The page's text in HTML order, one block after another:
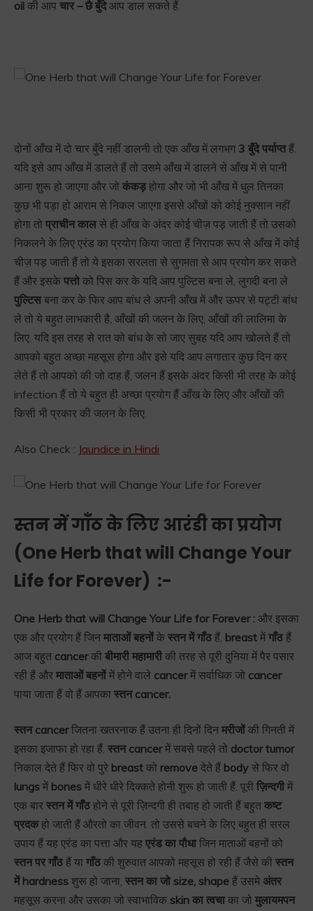
oil की आप चार – छै बुँदेआप डाल सकते हैं.
दोनों आँख में दो चार बुँदे नहीं डालनी तो एक आँख में लगभग 3 बुँदे पर्याप्तहैं.
यदि इसे आप आँख में डालते हैं तो उसमे आँख में डालने से आँख में से पानी
आना शुरू हो जाएगा और जो कंकड़होगा और जो भी आँख में धुल तिनका
कुछ भी पड़ा हो आराम से निकल जाएगा इससे आँखों को कोई नुक्सान नहीं
होगा तो प्राचीन काल से ही आँख के अंदर कोई चीज़ पड़ जाती हैं तो उसको
निकलने के लिए एरंड का प्रयोग किया जाता हैं निरापक रूप से आँख में कोई
चीज़ पड़ जाती हैं तो ये इसका सरलता से सुगमता से आप प्रयोग कर सकते
हैं और इसके पत्तोको पिस कर के यदि आप पुल्टिस बना ले, लुगदी बना ले
पुल्टिसबना कर के फिर आप बांध ले अपनी आँख में और ऊपर से पट्टी बांध
ले तो ये बहुत लाभकारी है, आँखों की जलन के लिए, आँखों की लालिमा के
लिए. यदि इस तरह से रात को बांध के सो जाए सुबह यदि आप खोलते हैं तो
आपको बहुत अच्छा महसूस होगा और इसे यदि आप लगातार कुछ दिन कर
लेते हैं तो आपको की जो दाह हैं, जलन हैं इसके अंदर किसी भी तरह के कोई
infection हैं तो ये बहुत ही अच्छा प्रयोग हैं आँख के लिए और आँखों की
किसी भी प्रकार की जलन के लिए.
Also Check : Jaundice in Hindi
स्तन में गाँठ के लिए आरंडी का प्रयोग
(One Herb that will Change Your
Life for Forever) :-
One Herb that will Change Your Life for Forever : और इसका
एक और प्रयोग हैं जिन माताओं बहनोंके स्तन में गाँठ हैं, breast में गाँठ हैं
आज बहुत cancerकी बीमारी महामारीकी तरह से पूरी दुनिया में पैर पसार
रही हैं और माताओं बहनोंमें होने वाले cancerमें सर्वाधिक जो cancer
पाया जाता हैं वो हैं आपका स्तन cancer.
स्तन cancerजितना खतरनाक हैं उतना ही दिनों दिन मरीजोंकी गिनती में
इसका इजाफा हो रहा हैं. स्तन cancerमें सबसे पहले तो doctor tumor
निकाल देते हैं फिर वो पुरे breast को remove देते हैं body से फिर वो
lungs में bones में धीरे धीरे दिक्कते होनी शुरू हो जाती हैं. पूरी ज़िन्दगीमें
एक बार स्तन में गाँठ होने से पूरी ज़िन्दगी ही तबाह हो जाती हैं बहुत कष्ट
प्रदकहो जाती हैं औरतो का जीवन. तो उससे बचने के लिए बहुत ही सरल
उपाय हैं यह एरंड का पत्ता और यह एरंड का पौधाजिन माताओं बहनों को
स्तन पर गाँठ हैं या गाँठ की शुरुवात आपको महसूस हो रही हैं जैसे की स्तन
में hardness शुरू हो जाना, स्तन का जो size, shape हैं उसमे अंतर
महसूस करना और उसका जो स्वाभाविक skin का त्वचाका जो मुलायमपन